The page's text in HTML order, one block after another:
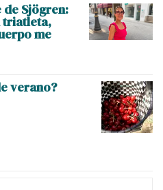
de Sjögren:
triatleta,
me
verano?